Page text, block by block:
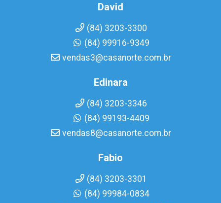
David
(84) 3203-3300
(84) 99916-9349
vendas3@casanorte.com.br
Edinara
(84) 3203-3346
(84) 99193-4409
vendas8@casanorte.com.br
Fabio
(84) 3203-3301
(84) 99984-0834